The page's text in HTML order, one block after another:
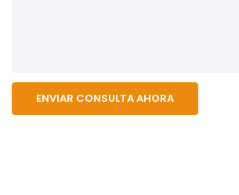
ENVIAR CONSULTA AHORA